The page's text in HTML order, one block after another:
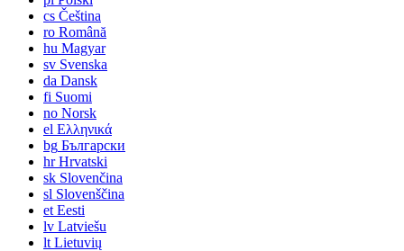
cs Čeština
ro Română
hu Magyar
sv Svenska
da Dansk
fi Suomi
no Norsk
el Ελληνικά
bg Български
hrHrvatski
sk Slovenčina
sl Slovenščina
et Eesti
lv Latviešu
lt Lietuvių